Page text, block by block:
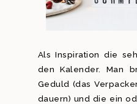
Als Inspiration die
den Kalender. Man
Geduld (das
dauern) und die ein